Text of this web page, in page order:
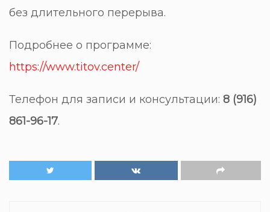
без длительного перерыва.
Подробнее о программе:
https://www.titov.center/
Телефон для записи и консультации: 8 (916)
861-96-17.